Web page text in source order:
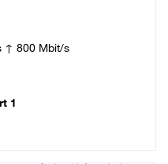
↑ 800 Mbit/s
1